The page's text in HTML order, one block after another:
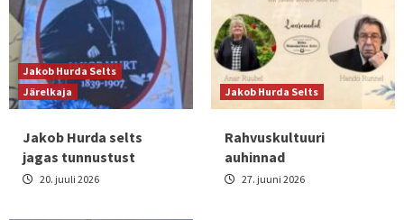
Jakob Hurda Selts
Järelkaja
Jakob Hurda selts
jagas tunnustust
20. juuli 2026
Jakob Hurda Selts
Rahvuskultuuri
auhinnad
27. juuni 2026